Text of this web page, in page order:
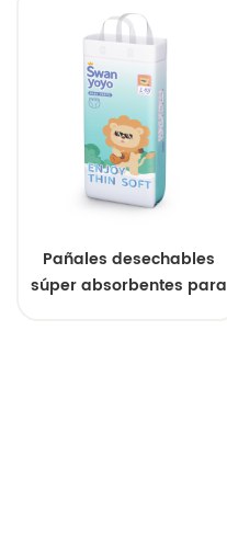
estilo.
Pañales desechables
súper absorbentes para